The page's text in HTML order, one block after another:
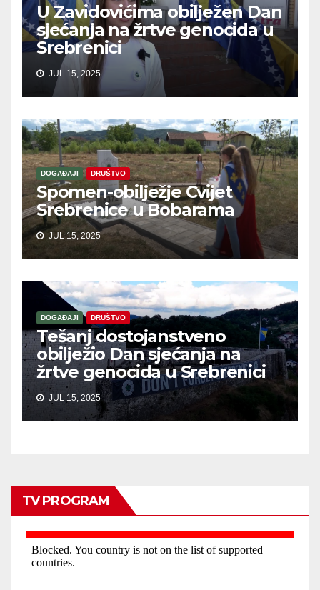
U Zavidovićima obilježen Dan
sjećanja na žrtve genocida u
Srebrenici
JUL 15, 2025
DOGAĐAJI DRUŠTVO
Spomen-obilježje Cvijet
Srebrenice u Bobarama
JUL 15, 2025
DOGAĐAJI DRUŠTVO
Tešanj dostojanstveno
obilježio Dan sjećanja na
žrtve genocida u Srebrenici
JUL 15, 2025
TV PROGRAM